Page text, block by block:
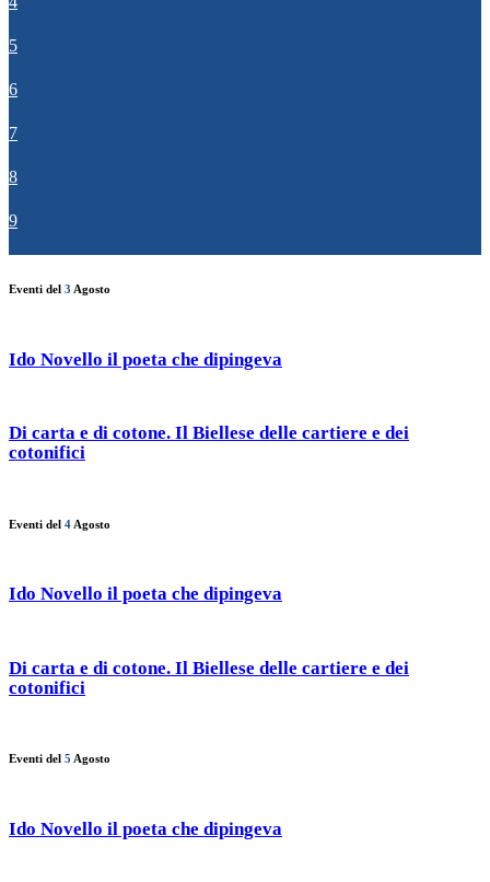
5
6
7
8
9
Eventi del 3 Agosto
Ido Novello il poeta che dipingeva
Di carta e di cotone. Il Biellese delle cartiere e dei
cotonifici
Eventi del 4 Agosto
Ido Novello il poeta che dipingeva
Di carta e di cotone. Il Biellese delle cartiere e dei
cotonifici
Eventi del 5 Agosto
Ido Novello il poeta che dipingeva